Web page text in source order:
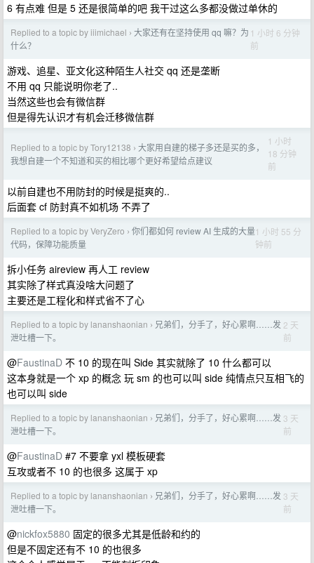
6 有点难 但是 5 还是很简单的吧 我干过这么多都没做过单休的
Replied to a topic by iiimichael › 大家还有在坚持使用 qq 嘛？为
什么？
1 小时 6 分钟
前
游戏、追星、亚文化这种陌生人社交 qq 还是垄断
不用 qq 只能说明你老了..
当然这些也会有微信群
但是得先认识才有机会迁移微信群
Replied to a topic by Tory12138 › 大家用自建的梯子多还是买的多，
我想自建一个不知道和买的相比哪个更好希望给点建议
1 小时
18 分钟
前
以前自建也不用防封的时候是挺爽的..
后面套 cf 防封真不如机场 不弄了
Replied to a topic by VeryZero › 你们都如何 review AI 生成的大量
代码，保障功能质量
1 小时 55 分
钟前
拆小任务 aireview 再人工 review
其实除了样式真没啥大问题了
主要还是工程化和样式省不了心
Replied to a topic by lananshaonian › 兄弟们，分手了，好心累啊……发
泄吐槽一下。
2 天
前
@FaustinaD 不 10 的现在叫 Side 其实就除了 10 什么都可以
这本身就是一个 xp 的概念 玩 sm 的也可以叫 side 纯情点只互相飞的
也可以叫 side
Replied to a topic by lananshaonian › 兄弟们，分手了，好心累啊……发
泄吐槽一下。
3 天
前
@FaustinaD #7 不要拿 yxl 模板硬套
互攻或者不 10 的也很多 这属于 xp
Replied to a topic by lananshaonian › 兄弟们，分手了，好心累啊……发
泄吐槽一下。
3 天
前
@nickfox5880 固定的很多尤其是低龄和约的
但是不固定还有不 10 的也很多